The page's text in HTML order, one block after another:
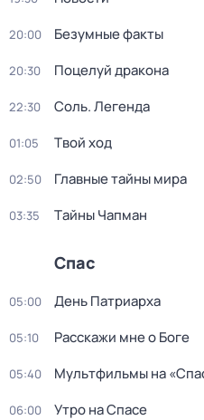
20:00 Безумные факты
20:30 Поцелуй дракона
22:30 Соль. Легенда
01:05 Твой ход
02:50 Главные тайны мира
03:35 Тaйны Чапман
Спас
05:00 День Патриарха
05:10 Расскажи мне о Боге
05:40 Мультфильмы на
06:00 Утро на Спасе